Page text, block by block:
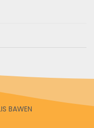
BAWEN